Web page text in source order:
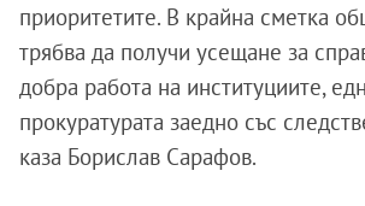
приоритетите. В крайна сметка
трябва да получи усещане за
добра работа на институциите,
прокуратурата заедно със
каза Борислав Сарафов.